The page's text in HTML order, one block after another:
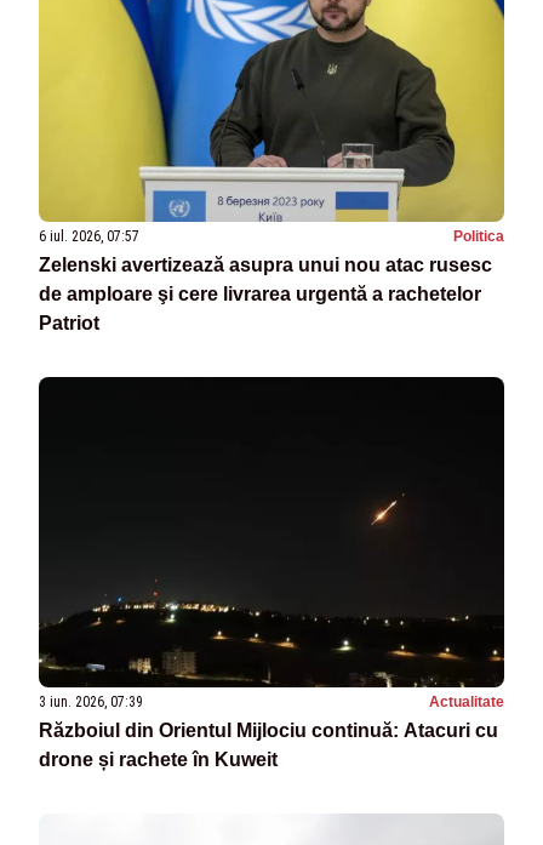
6 iul. 2026, 07:57 Politica
Zelenski avertizează asupra unui nou atac rusesc
de amploare şi cere livrarea urgentă a rachetelor
Patriot
3 iun. 2026, 07:39 Actualitate
Războiul din Orientul Mijlociu continuă: Atacuri cu
drone și rachete în Kuweit